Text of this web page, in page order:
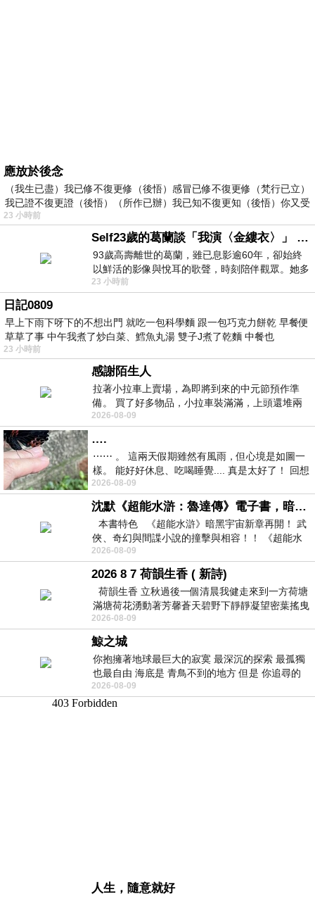
應放於後念
（我生已盡）我已修不復更修（後悟）感冒已修不復更修（梵行已立）
我已證不復更證（後悟）（所作已辦）我已知不復更知（後悟）你又受
23 小時前
Self23歲的葛蘭談「我演〈金縷衣〉」 #戀上老電影 #粟子 #葛蘭
93歲高壽離世的葛蘭，雖已息影逾60年，卻始終
以鮮活的影像與悅耳的歌聲，時刻陪伴觀眾。她多
才多藝、陽光開朗的形象，不僅保留在電影
23 小時前
日記0809
早上下雨下呀下的不想出門 就吃一包科學麵 跟一包巧克力餅乾 早餐便
草草了事 中午我煮了炒白菜、鱈魚丸湯 雙子J煮了乾麵 中餐也
23 小時前
感謝陌生人
拉著小拉車上賣場，為即將到來的中元節預作準
備。 買了好多物品，小拉車裝滿滿，上頭還堆兩
紙箱。 雖辛苦了點，這點程度我一個人搬
2026-08-09
….
⋯⋯ 。 這兩天假期雖然有風雨，但心境是如圖一
樣。 能好好休息、吃喝睡覺.... 真是太好了！ 回想
起來，以前根本就很難有這
2026-08-09
沈默《超能水滸：魯達傳》電子書，暗黑宇宙新章，一一五年八月璀璨上架！
本書特色 《超能水滸》暗黑宇宙新章再開！ 武
俠、奇幻與間諜小說的撞擊與相容！！ 《超能水
滸》系列第四部
2026-08-09
2026 8 7 荷韻生香 ( 新詩)
荷韻生香 立秋過後一個清晨我健走來到一方荷塘
滿塘荷花湧動著芳馨蒼天碧野下靜靜凝望密葉搖曳
幽泉中復有蛙鳴嘓嘓水波裡搖曳
2026-08-09
鯨之城
你抱擁著地球最巨大的寂寞 最深沉的探索 最孤獨
也最自由 海底是 青鳥不到的地方 但是 你追尋的
幸福 可以比珍珠更
2026-08-09
人生，隨意就好